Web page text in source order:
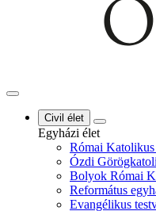
Civil élet
Egyházi élet
Római
Ózdi
Bolyok Római
Református
Evangélikus